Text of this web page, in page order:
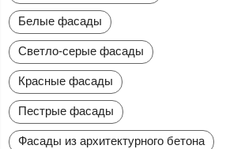
Белые фасады
Светло-серые фасады
Красные фасады
Пестрые фасады
Фасады из архитектурного бетона